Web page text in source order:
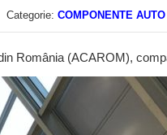
Categorie: COMPONENTE
România (ACAROM),